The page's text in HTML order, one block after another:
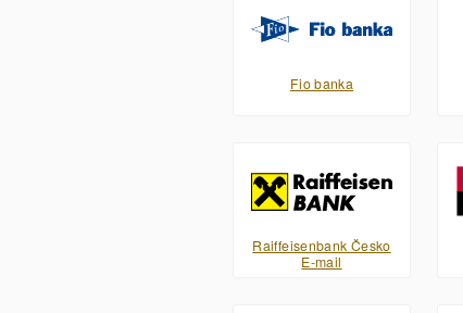
Fio banka
Raiffeisenbank Česko
E-mail